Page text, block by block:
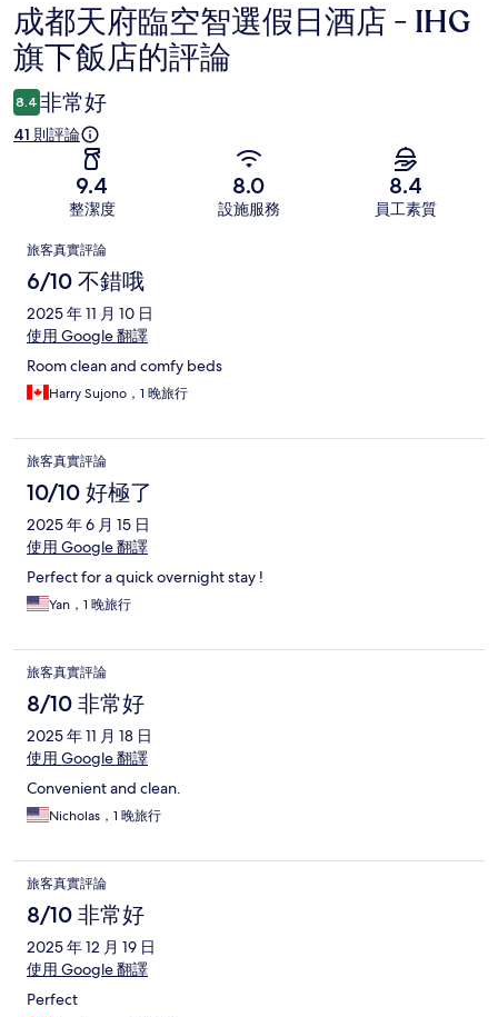
評
論
成都天府臨空智選假日酒店 - IHG
旗下飯店的評論
8.4 非常好
41 則評論
9.4
整潔度
8.0
設施服務
8.4
員工素質
評
論
旅客真實評論
6/10 不錯哦
2025 年 11 月 10 日
使用 Google 翻譯
Room clean and comfy beds
Harry Sujono，1 晚旅行
旅客真實評論
10/10 好極了
2025 年 6 月 15 日
使用 Google 翻譯
Perfect for a quick overnight stay !
Yan，1 晚旅行
旅客真實評論
8/10 非常好
2025 年 11 月 18 日
使用 Google 翻譯
Convenient and clean.
Nicholas，1 晚旅行
旅客真實評論
8/10 非常好
2025 年 12 月 19 日
使用 Google 翻譯
Perfect